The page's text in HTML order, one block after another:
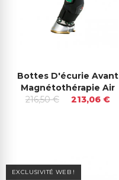
Bottes D'écurie Avant
Magnétothérapie Air
216,50 €
213,06 €
EXCLUSIVITÉ WEB !